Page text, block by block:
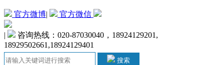
官方微博| 官方微信
|
咨询热线：020-87030040，18924129201,
18929502661,18924129401
搜索